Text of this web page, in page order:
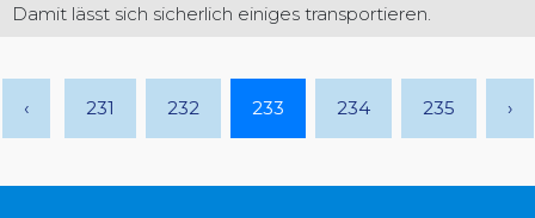
Damit lässt sich sicherlich einiges transportieren.
‹ 231 232 233 234 235 ›